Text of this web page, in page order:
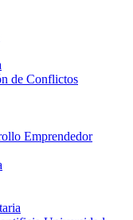
de Conflictos
Emprendedor